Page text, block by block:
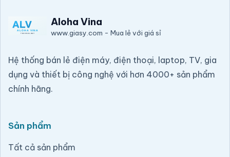
Aloha Vina
www.giasy.com - Mua lẻ với giá sỉ
Hệ thống bán lẻ điện máy, điện thoại, laptop, TV, gia
dụng và thiết bị công nghệ với hơn 4000+ sản phẩm
chính hãng.
Sản phẩm
Tất cả sản phẩm